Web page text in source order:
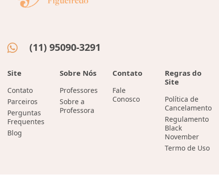
(11) 95090-3291
Site
Contato
Parceiros
Perguntas
Frequentes
Blog
Sobre Nós
Professores
Sobre a
Professora
Contato
Fale
Conosco
Regras do
Site
Política de
Cancelamento
Regulamento
Black
November
Termo de Uso